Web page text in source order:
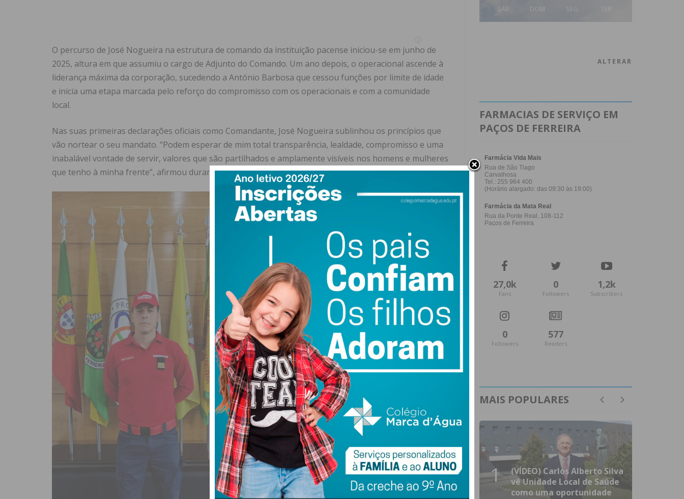
O percurso de José Nogueira na estrutura de comando da instituição pacense iniciou-se em junho de
2025, altura em que assumiu o cargo de Adjunto do Comando. Um ano depois, o operacional ascende à
liderança máxima da corporação, sucedendo a António Barbosa que cessou funções por limite de idade
e inicia uma etapa marcada pelo reforço do compromisso com os operacionais e com a comunidade
local.
Nas suas primeiras declarações oficiais como Comandante, José Nogueira sublinhou os princípios que
vão nortear o seu mandato. “Podem esperar de mim total transparência, lealdade, compromisso e uma
inabalável vontade de servir, valores que são partilhados e amplamente visíveis nos homens e mulheres
que tenho à minha frente”, afirmou durante o discurso de tomada de posse.
SÁB DOM SEG
ALTERAR
FARMACIAS DE SERVIÇO EM
PAÇOS DE FERREIRA
27,0k
Fans
0
Followers
1,2k
Subscribers
0
Followers
577
Readers
MAIS POPULARES
1
(VÍDEO) Carlos Alberto Silva
vê Unidade Local de Saúde
como uma oportunidade